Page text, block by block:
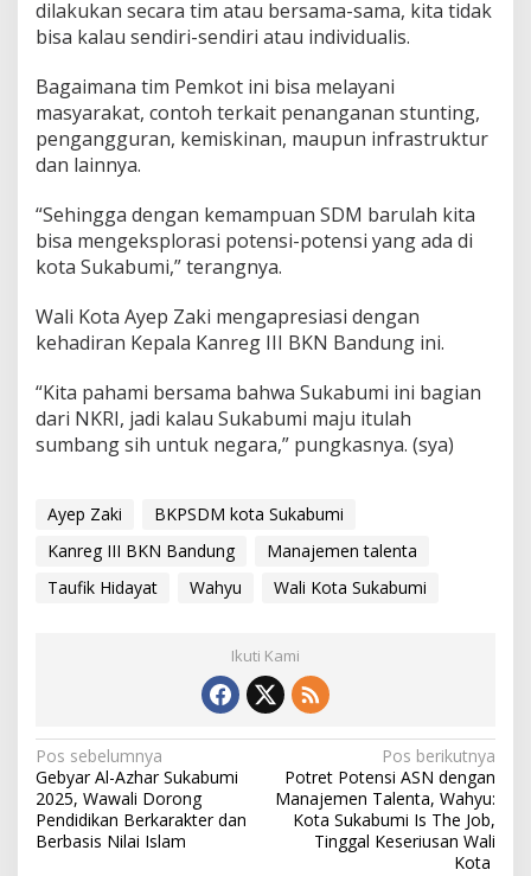
r
a
a
t
dilakukan secara tim atau bersama-sama, kita tidak
bisa kalau sendiri-sendiri atau individualis.
Bagaimana tim Pemkot ini bisa melayani
masyarakat, contoh terkait penanganan stunting,
pengangguran, kemiskinan, maupun infrastruktur
dan lainnya.
“Sehingga dengan kemampuan SDM barulah kita
bisa mengeksplorasi potensi-potensi yang ada di
kota Sukabumi,” terangnya.
Wali Kota Ayep Zaki mengapresiasi dengan
kehadiran Kepala Kanreg III BKN Bandung ini.
“Kita pahami bersama bahwa Sukabumi ini bagian
dari NKRI, jadi kalau Sukabumi maju itulah
sumbang sih untuk negara,” pungkasnya. (sya)
Ayep Zaki
BKPSDM kota Sukabumi
Kanreg III BKN Bandung
Manajemen talenta
Taufik Hidayat
Wahyu Wali Kota Sukabumi
Ikuti Kami
N
a
v
Pos sebelumnya
Gebyar Al-Azhar Sukabumi
2025, Wawali Dorong
Pendidikan Berkarakter dan
Berbasis Nilai Islam
Pos berikutnya
Potret Potensi ASN dengan
Manajemen Talenta, Wahyu:
Kota Sukabumi Is The Job,
Tinggal Keseriusan Wali
Kota